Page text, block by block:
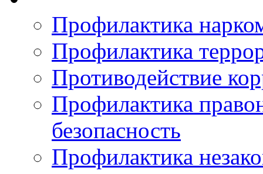
Профилактика
Профилактика
Противодействие
Профилактика
безопасность
Профилактика